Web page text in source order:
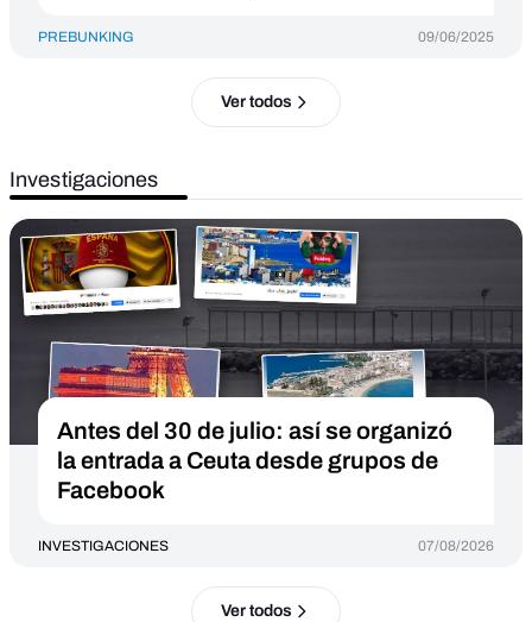
PREBUNKING 09/06/2025
Ver todos
Investigaciones
Antes del 30 de julio: así se organizó
la entrada a Ceuta desde grupos de
Facebook
INVESTIGACIONES 07/08/2026
Ver todos